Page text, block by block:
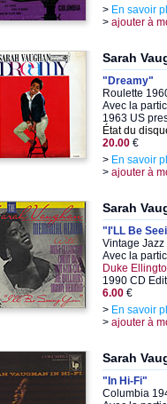
> En savoir
> ajouter à
Sarah
"Dreamy"
Roulette
Avec la
1963 US
État du
20.00 €
> En savoir
> ajouter à
Sarah
"I'LL Be
Vintage
Avec la
Duke
1990 CD
6.00 €
> En savoir
> ajouter à
Sarah
"In Hi-Fi"
Columbia